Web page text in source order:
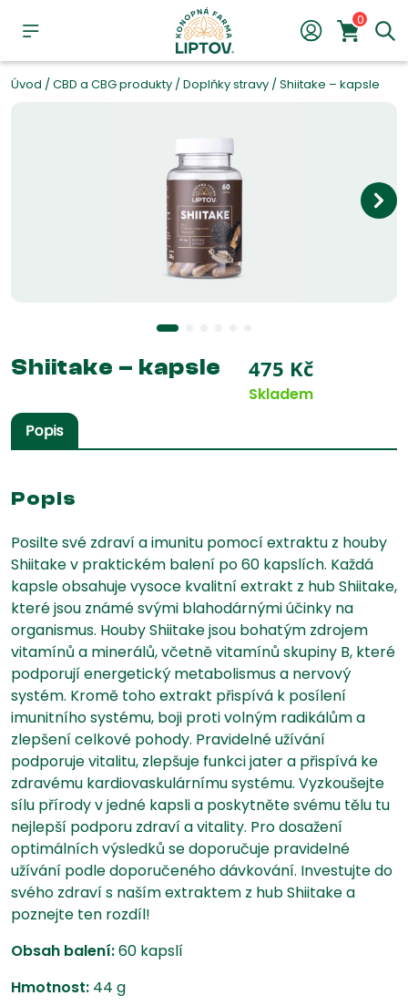
0
Úvod /CBD a CBG produkty /Doplňky stravy /Shiitake – kapsle
Shiitake – kapsle 475 Kč
Skladem
Popis
Popis
Posilte své zdraví a imunitu pomocí extraktu z houby
Shiitake v praktickém balení po 60 kapslích. Každá
kapsle obsahuje vysoce kvalitní extrakt z hub Shiitake,
které jsou známé svými blahodárnými účinky na
organismus. Houby Shiitake jsou bohatým zdrojem
vitamínů a minerálů, včetně vitamínů skupiny B, které
podporují energetický metabolismus a nervový
systém. Kromě toho extrakt přispívá k posílení
imunitního systému, boji proti volným radikálům a
zlepšení celkové pohody. Pravidelné užívání
podporuje vitalitu, zlepšuje funkci jater a přispívá ke
zdravému kardiovaskulárnímu systému. Vyzkoušejte
sílu přírody v jedné kapsli a poskytněte svému tělu tu
nejlepší podporu zdraví a vitality. Pro dosažení
optimálních výsledků se doporučuje pravidelné
užívání podle doporučeného dávkování. Investujte do
svého zdraví s naším extraktem z hub Shiitake a
poznejte ten rozdíl!
Obsah balení:60 kapslí
Hmotnost: 44 g